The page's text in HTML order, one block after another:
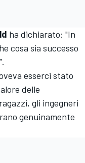
ha dichiarato: "In
cosa sia successo
esserci stato
delle
gli ingegneri
genuinamente